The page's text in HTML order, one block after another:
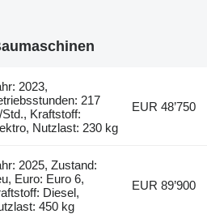
2023,
217
Std., Kraftstoff:
Nutzlast: 230 kg
EUR 48’750
2025, Zustand:
Euro: Euro 6,
Diesel,
450 kg
EUR 89’900